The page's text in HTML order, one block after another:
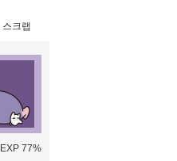
스크랩
EXP 77%